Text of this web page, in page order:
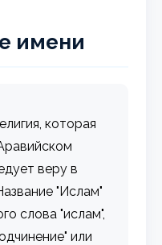
имени
которая
веру в
"Ислам"
слова "ислам",
или